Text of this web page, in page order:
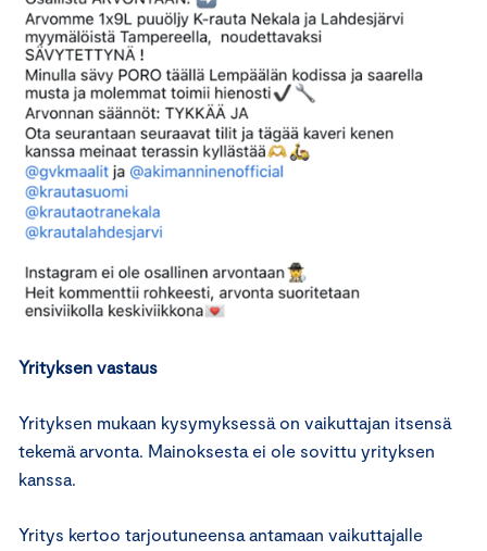
Yrityksen vastaus
Yrityksen mukaan kysymyksessä on vaikuttajan itsensä
tekemä arvonta. Mainoksesta ei ole sovittu yrityksen
kanssa.
Yritys kertoo tarjoutuneensa antamaan vaikuttajalle